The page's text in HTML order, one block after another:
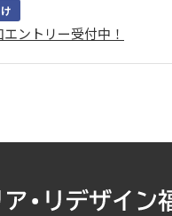
エントリー受付中！